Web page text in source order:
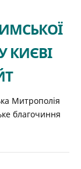
КИЄВІ
Митрополія
благочиння